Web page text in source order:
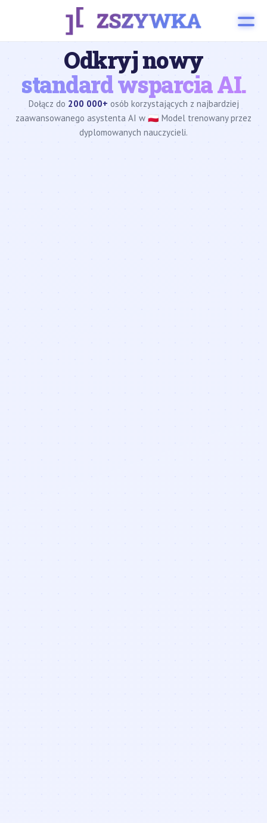
Odkryj nowy
standard wsparcia AI.
Dołącz do 200 000+ osób korzystających z najbardziej
zaawansowanego asystenta AI w 🇵🇱 Model trenowany przez
dyplomowanych nauczycieli.